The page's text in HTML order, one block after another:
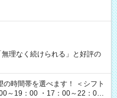
理なく続けられる」と好評の
～19：00 ・17：00～22：00